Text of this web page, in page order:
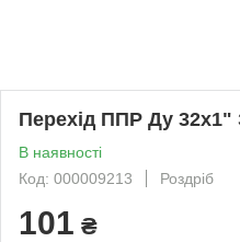
Перехід ППР Ду 32х1"
В наявності
Код: 000009213
Роздріб
101 ₴